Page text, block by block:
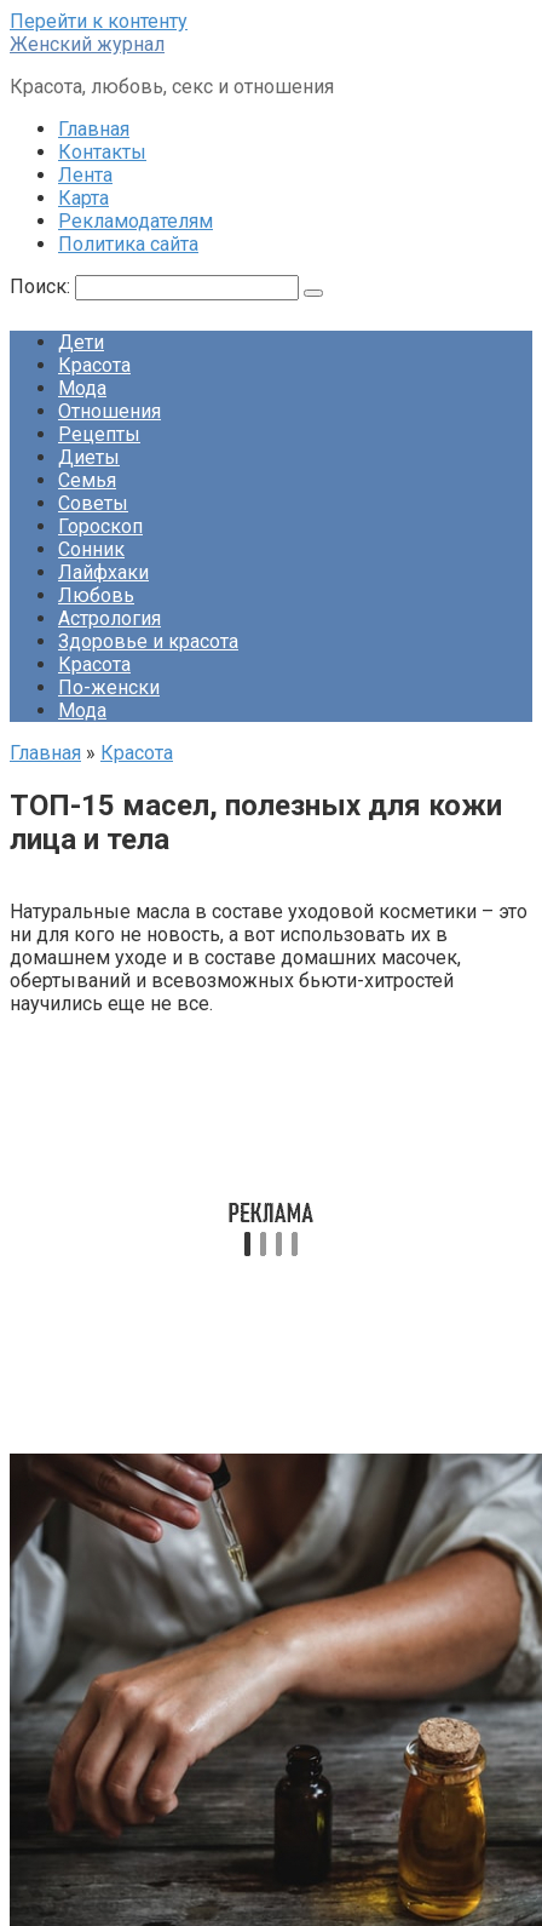
Перейти к контенту
Женский журнал
Красота, любовь, секс и отношения
Главная
Контакты
Лента
Карта
Рекламодателям
Политика сайта
Поиск:
Дети
Красота
Мода
Отношения
Рецепты
Диеты
Семья
Советы
Гороскоп
Сонник
Лайфхаки
Любовь
Астрология
Здоровье и красота
Красота
По-женски
Мода
Главная » Красота
ТОП-15 масел, полезных для кожи
лица и тела
Натуральные масла в составе уходовой косметики – это
ни для кого не новость, а вот использовать их в
домашнем уходе и в составе домашних масочек,
обертываний и всевозможных бьюти-хитростей
научились еще не все.